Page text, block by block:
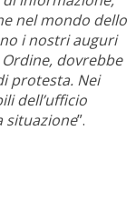
nel mondo dello
i nostri auguri
dovrebbe
protesta. Nei
dell’ufficio
situazione”.